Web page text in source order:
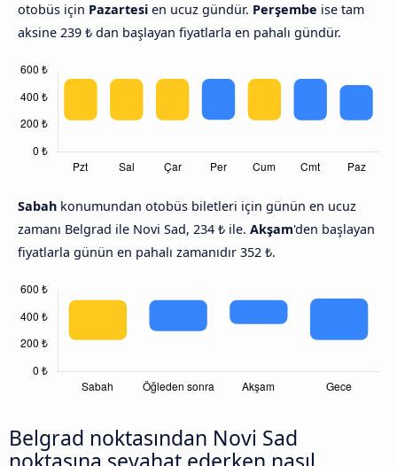
otobüs için Pazartesi en ucuz gündür. Perşembe ise tam
aksine 239 ₺ dan başlayan fiyatlarla en pahalı gündür.
Sabah konumundan otobüs biletleri için günün en ucuz
zamanı Belgrad ile Novi Sad, 234 ₺ ile. Akşam'den başlayan
fiyatlarla günün en pahalı zamanıdır 352 ₺.
Belgrad noktasından Novi Sad